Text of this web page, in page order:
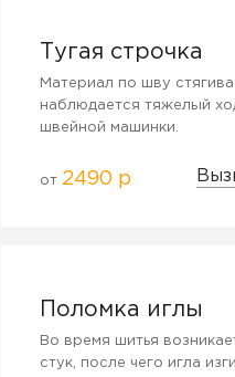
Тугая строчка
Материал по шву
наблюдается тяжелый
швейной машинки.
от 2490 р
Поломка иглы
Во время шитья
стук, после чего игла